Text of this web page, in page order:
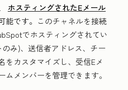
ホスティングされたEメール
能です。 このチャネルを接続
でホスティングされてい
み)、送信者アドレス、チー
をカスタマイズし、受信Eメ
ムメンバーを管理できます。